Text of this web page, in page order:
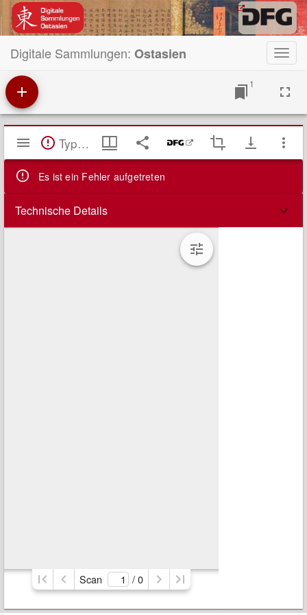
Digitale Sammlungen: Ostasien
1
Mirador
Viewer TypeError: Failed to fetch
Es ist ein Fehler aufgetreten
Technische Details
Scan / 0